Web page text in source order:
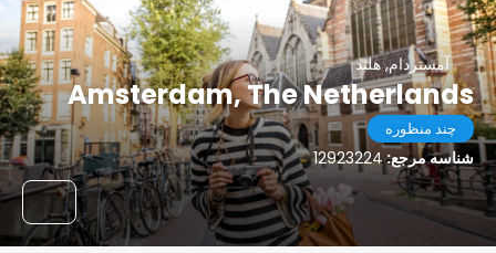
آمستردام, هلند
Amsterdam, The Netherlands
چند منظوره
شناسه مرجع:12923224